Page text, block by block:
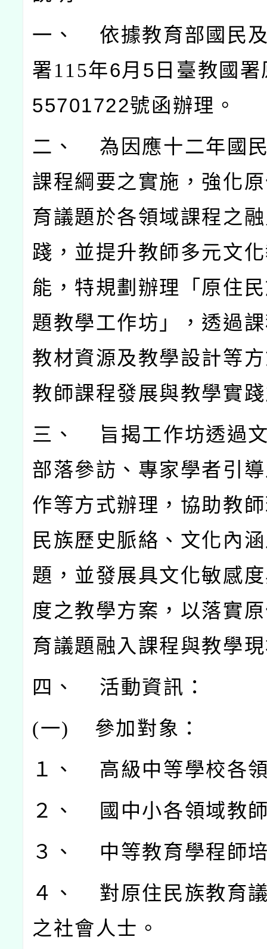
一、 依據教育部國民
署115年6月5日臺教國
55701722號函辦理。
二、 為因應十二年國
課程綱要之實施，強化
育議題於各領域課程之
踐，並提升教師多元文
能，特規劃辦理「原住
題教學工作坊」，透過
教材資源及教學設計等
教師課程發展與教學實
三、 旨揭工作坊透過
部落參訪、專家學者引
作等方式辦理，協助教
民族歷史脈絡、文化內
題，並發展具文化敏感
度之教學方案，以落實
育議題融入課程與教學
四、 活動資訊：
(一) 參加對象：
１、 高級中等學校各
２、 國中小各領域教
３、 中等教育學程師
４、 對原住民族教育
之社會人士。